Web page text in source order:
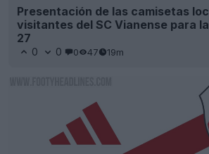
Presentación de las camisetas
visitantes del SC Vianense para
27
0 0 0 47 19m